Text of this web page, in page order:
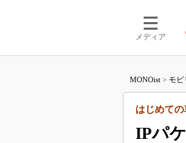
メディア
MONOist > モビ
IPパ
はじめての